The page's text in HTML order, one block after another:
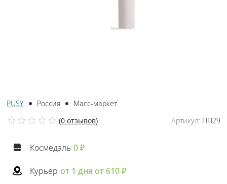
PUSY Россия
Масс-маркет
Артикул:ПП29
(0 отзывов)
Космедэль 0 ₽
Курьер от 1 дня от 610 ₽